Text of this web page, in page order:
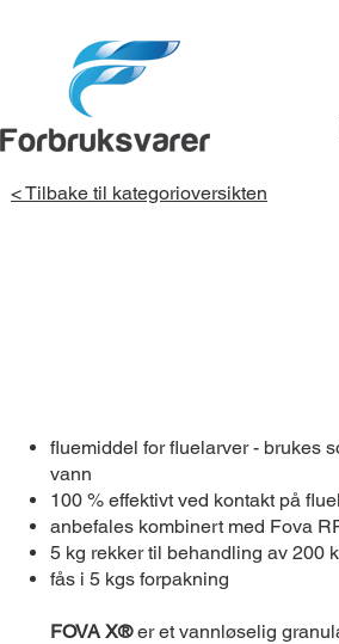
< Tilbake til kategorioversikten
fluemiddel for fluelarver - brukes
vann
100 % effektivt ved kontakt på
anbefales kombinert med Fova
5 kg rekker til behandling av 200
fås i 5 kgs forpakning
FOVA X®er et vannløselig